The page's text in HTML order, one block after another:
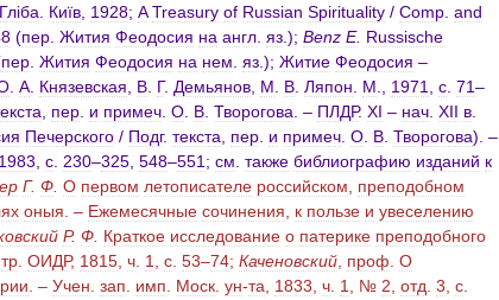
Глiба Киïв 1928; A Treasury of Russian Spirituality / Соmр and
(пер Жития Феодосия на англ яз .); Веnz E. Russische
пер Жития Феодосия на нем яз .); Житие Феодосия –
А Князевская В Г. Демьянов М В Ляпон М 1971 с 71–
пер и примеч О В Творогова . – ПЛДР. XI – нач XII в
Печерского / Подг. текста пер и примеч О В Творогова). –
1983 с 230–325 548–551 ; см также библиографию изданий к
Г. Ф О первом летописателе российском
преподобном
оныя . – Ежемесячные сочинения к пользе и увеселению
Р. Ф Краткое исследование о патерике преподобного
тр ОИДР, 1815 ч 1 с 53–74; Каченовский проф О
. – Учен зап имп Моск ун-та 1833 ч 1 , № 2 отд 3 с